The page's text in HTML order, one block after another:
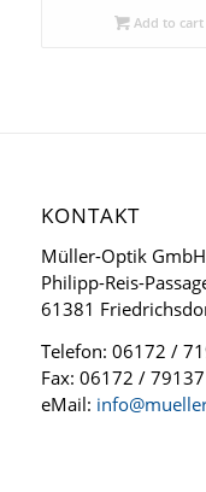
Add to cart
KONTAKT
Müller-Optik GmbH
Philipp-Reis-
61381
Telefon: 06172 /
Fax: 06172 / 79137
eMail: